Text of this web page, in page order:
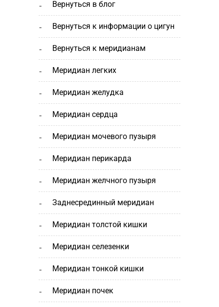
вернуться в блог
вернуться к информации о цигун
вернуться к меридианам
меридиан легких
меридиан желудка
меридиан сердца
меридиан мочевого пузыря
меридиан перикарда
меридиан желчного пузыря
заднесрединный меридиан
меридиан толстой кишки
меридиан селезенки
меридиан тонкой кишки
меридиан почек